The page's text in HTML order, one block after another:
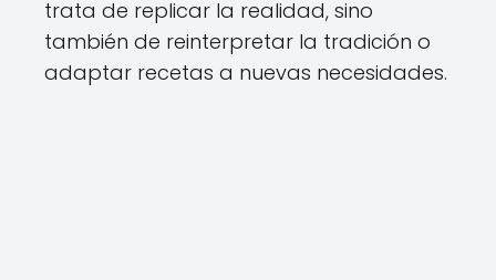
trata de replicar la realidad, sino
también de reinterpretar la tradición o
adaptar recetas a nuevas necesidades.